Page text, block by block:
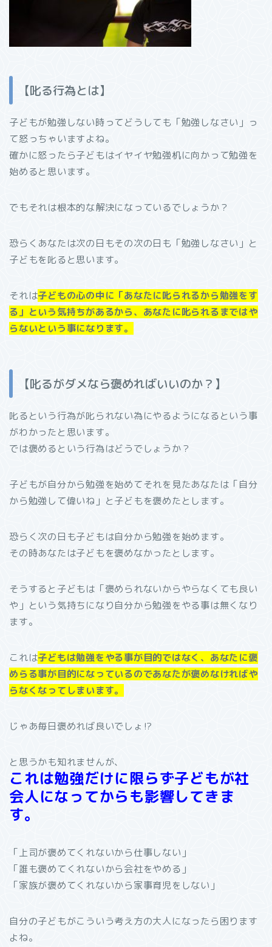
【叱る行為とは】
子どもが勉強しない時ってどうしても「勉強しなさい」っ
て怒っちゃいますよね。
確かに怒ったら子どもはイヤイヤ勉強机に向かって勉強を
始めると思います。
でもそれは根本的な解決になっているでしょうか？
恐らくあなたは次の日もその次の日も「勉強しなさい」と
子どもを叱ると思います。
それは子どもの心の中に「あなたに叱られるから勉強をす
る」という気持ちがあるから、あなたに叱られるまではや
らないという事になります。
【叱るがダメなら褒めればいいのか？】
叱るという行為が叱られない為にやるようになるという事
がわかったと思います。
では褒めるという行為はどうでしょうか？
子どもが自分から勉強を始めてそれを見たあなたは「自分
から勉強して偉いね」と子どもを褒めたとします。
恐らく次の日も子どもは自分から勉強を始めます。
その時あなたは子どもを褒めなかったとします。
そうすると子どもは「褒められないからやらなくても良い
や」という気持ちになり自分から勉強をやる事は無くなり
ます。
これは子どもは勉強をやる事が目的ではなく、あなたに褒
めらる事が目的になっているのであなたが褒めなければや
らなくなってしまいます。
じゃあ毎日褒めれば良いでしょ⁉︎
と思うかも知れませんが、
これは勉強だけに限らず子どもが社
会人になってからも影響してきま
す。
「上司が褒めてくれないから仕事しない」
「誰も褒めてくれないから会社をやめる」
「家族が褒めてくれないから家事育児をしない」
自分の子どもがこういう考え方の大人になったら困ります
よね。